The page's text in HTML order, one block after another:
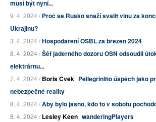
musí být nyní...
9. 4. 2024 /Proč se Rusko snaží svalit vinu za
Ukrajinu?
3. 4. 2024 /Hospodaření OSBL za březen 2024
8. 4. 2024 /Šéf jaderného dozoru OSN odsoudil
elektrárnu...
7. 4. 2024 /Boris Cvek Pellegriniho úspěch jako
nebezpečné reality
8. 4. 2024 /Aby bylo jasno, kdo to v sobotu
8. 4. 2024 /Lesley Keen wanderingPlayers